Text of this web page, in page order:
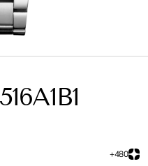
+480